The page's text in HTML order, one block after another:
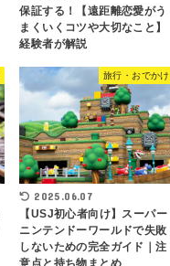
保証する！【遠距離恋愛がう
まくいくコツや大切なこと】
経験者が解説
旅行・おでかけ
2025.06.07
【USJ初心者向け】スーパー
ニンテンドーワールドで失敗
しないための完全ガイド｜注
意点と持ち物まとめ